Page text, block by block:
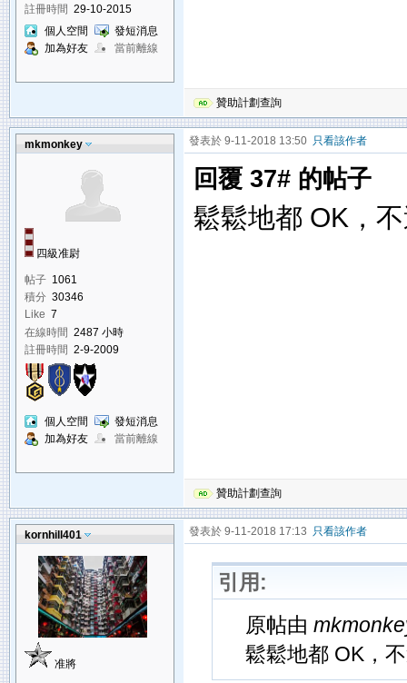
註冊時間 29-10-2015
個人空間
發短消息
加為好友
當前離線
贊助計劃查詢
mkmonkey
四級准尉
帖子 1061
積分 30346
Like 7
在線時間 2487 小時
註冊時間 2-9-2009
個人空間
發短消息
加為好友
當前離線
發表於 9-11-2018 13:50 只看該作者
回覆 37# 的帖子
鬆鬆地都 OK，
贊助計劃查詢
kornhill401
准將
發表於 9-11-2018 17:13 只看該作者
引用:
原帖由
鬆鬆地都 OK，